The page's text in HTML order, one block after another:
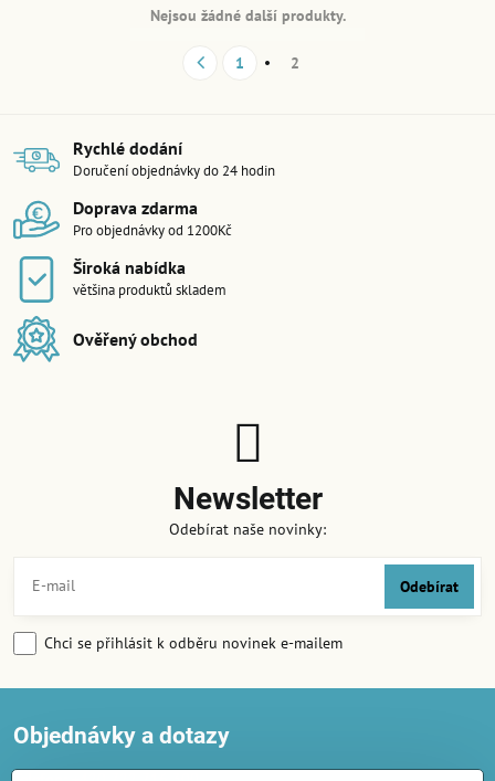
Nejsou žádné další produkty.
1 2
Rychlé dodání
Doručení objednávky do 24 hodin
Doprava zdarma
Pro objednávky od 1200Kč
Široká nabídka
většina produktů skladem
Ověřený obchod
Newsletter
Odebírat naše novinky:
Odebírat
Chci se přihlásit k odběru novinek e-mailem
Objednávky a dotazy